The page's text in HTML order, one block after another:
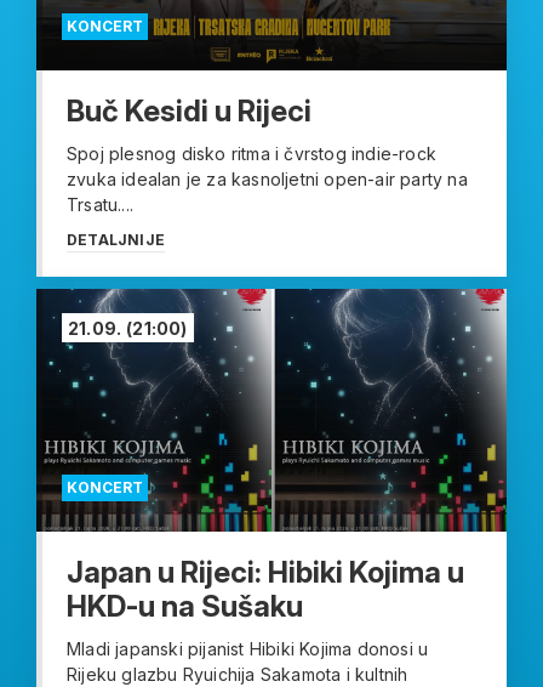
KONCERT
Buč Kesidi u Rijeci
Spoj plesnog disko ritma i čvrstog indie-rock
zvuka idealan je za kasnoljetni open-air party na
Trsatu....
DETALJNIJE
KONCERT
21.09. (21:00)
Japan u Rijeci: Hibiki Kojima u
HKD-u na Sušaku
Mladi japanski pijanist Hibiki Kojima donosi u
Rijeku glazbu Ryuichija Sakamota i kultnih